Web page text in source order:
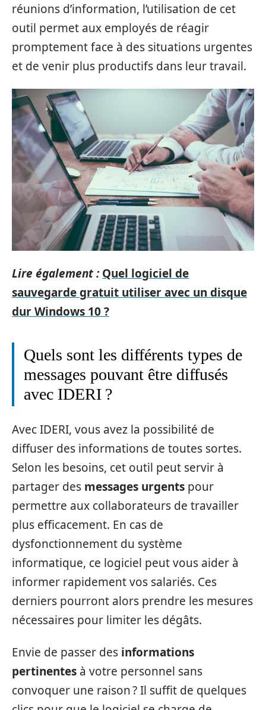
réunions d’information, l’utilisation de cet
outil permet aux employés de réagir
promptement face à des situations urgentes
et de venir plus productifs dans leur travail.
Lire également : Quel logiciel de
sauvegarde gratuit utiliser avec un disque
dur Windows 10 ?
Quels sont les différents types de
messages pouvant être diffusés
avec IDERI ?
Avec IDERI, vous avez la possibilité de
diffuser des informations de toutes sortes.
Selon les besoins, cet outil peut servir à
partager des messages urgents pour
permettre aux collaborateurs de travailler
plus efficacement. En cas de
dysfonctionnement du système
informatique, ce logiciel peut vous aider à
informer rapidement vos salariés. Ces
derniers pourront alors prendre les mesures
nécessaires pour limiter les dégâts.
Envie de passer des informations
pertinentes à votre personnel sans
convoquer une raison ? Il suffit de quelques